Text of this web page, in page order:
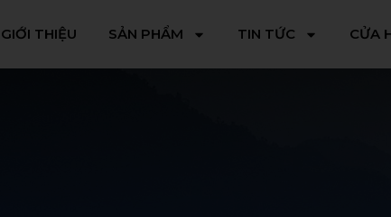
GIỚI THIỆU SẢN PHẨM TIN TỨC CỬA